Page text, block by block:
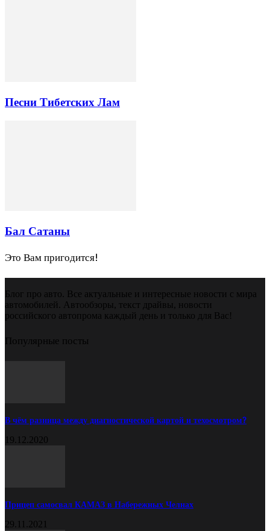
Песни Тибетских Лам
Бал Сатаны
Это Вам пригодится!
Блог про авто. Все актуальные и интересные новости с мира
автомобилей. Автообзоры, текст драйвы, новости
российского автопрома каждый день и только для Вас!
Популярные посты
В чём разница между диагностической картой и техосмотром?
19.12.2020
Прицеп самосвал КАМАЗ в Набережных Челнах
29.11.2021